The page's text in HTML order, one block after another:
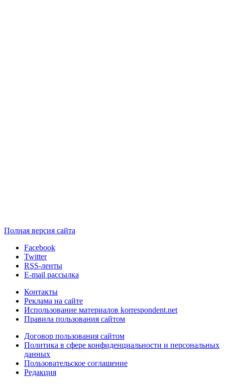
Полная версия сайта
Facebook
Twitter
RSS-ленты
E-mail рассылка
Контакты
Реклама на сайте
Использование материалов korrespondent.net
Правила пользования сайтом
Договор пользования сайтом
Политика в сфере конфиденциальности и персональных
данных
Пользовательское соглашение
Редакция